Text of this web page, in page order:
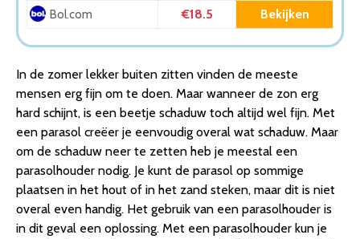
parasolhouder grond – parasolstandaard grondplug
4. 4gardenz parasolhouder voor op balkon – parasolklem
5. Redcliffs Parasolhouder metaal – Voor parasols van 25
tot 25 mm
6. Relaxdays parasolvoet – parasolhouder –
parasolstandaard – standaard 35, 38, 48mm stabiel
7. Ambiance Parasolhouder – Balkon – voor een
diameter van 38 tot 54 mm
8. Relaxdays parasolvoet vulbaar – parasolstandaard –
parasolhouder – parasol voet – 22-38 mm
Conclusie
Bol.com €18.5 Bekijken
In de zomer lekker buiten zitten vinden de meeste
mensen erg fijn om te doen. Maar wanneer de zon erg
hard schijnt, is een beetje schaduw toch altijd wel fijn. Met
een parasol creëer je eenvoudig overal wat schaduw. Maar
om de schaduw neer te zetten heb je meestal een
parasolhouder nodig. Je kunt de parasol op sommige
plaatsen in het hout of in het zand steken, maar dit is niet
overal even handig. Het gebruik van een parasolhouder is
in dit geval een oplossing. Met een parasolhouder kun je